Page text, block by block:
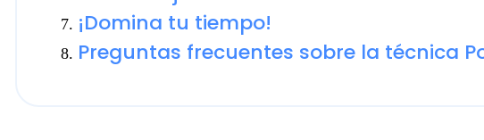
¿Qué es la técnica Pomodoro?
La técnica Pomodoro es una estrategia de gestión del tiempo
aumentar la concentración y, por lo tanto, la productividad.